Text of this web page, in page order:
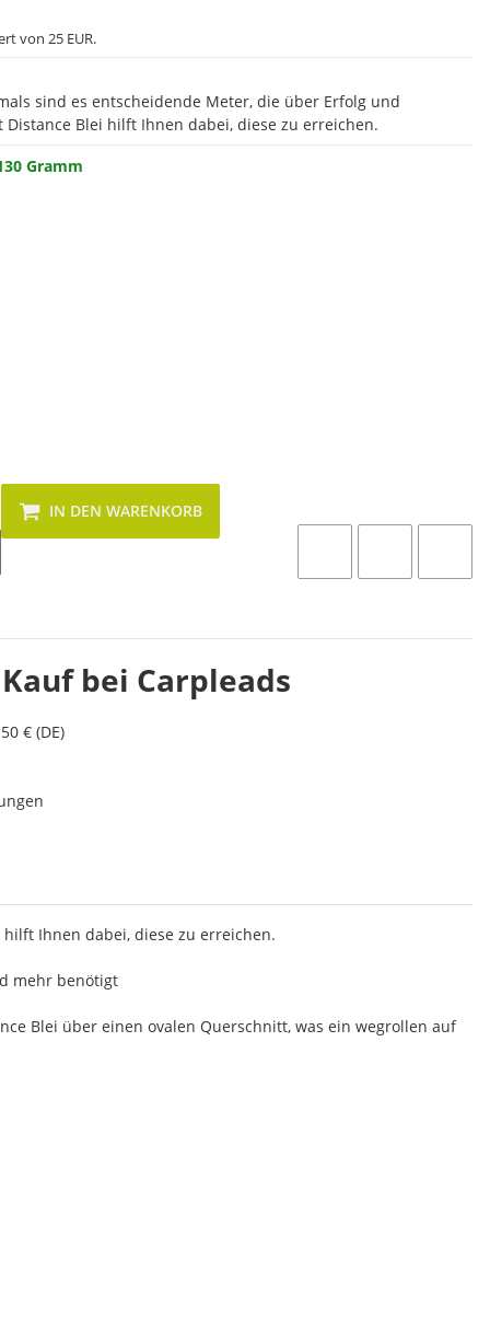
von 25 EUR.
sind es entscheidende Meter, die über Erfolg und
Distance Blei hilft Ihnen dabei, diese zu erreichen.
Gramm
IN DEN WARENKORB
bei Carpleads
€ (DE)
Ihnen dabei, diese zu erreichen.
mehr benötigt
Blei über einen ovalen Querschnitt, was ein wegrollen auf